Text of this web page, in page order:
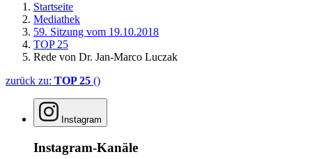
Startseite
Mediathek
59. Sitzung vom 19.10.2018
TOP 25
Rede von Dr. Jan-Marco Luczak
zurück zu: TOP 25 ()
Instagram
Instagram-Kanäle